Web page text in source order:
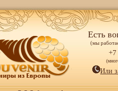
Есть
(мы
+7
Или